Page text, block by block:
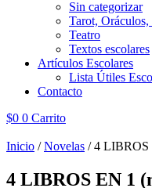
Sin categorizar
Tarot,
Teatro
Textos escolares
Artículos Escolares
Lista Útiles
Contacto
$0 0 Carrito
Inicio /Novelas / 4 LIBROS
4 LIBROS EN 1